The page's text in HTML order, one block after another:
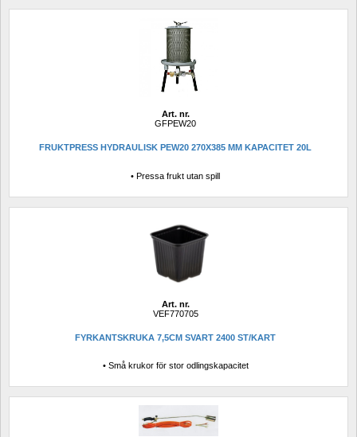
Art. nr.
GFPEW20
FRUKTPRESS HYDRAULISK PEW20 270X385 MM KAPACITET 20L
• Pressa frukt utan spill
Art. nr.
VEF770705
FYRKANTSKRUKA 7,5CM SVART 2400 ST/KART
• Små krukor för stor odlingskapacitet